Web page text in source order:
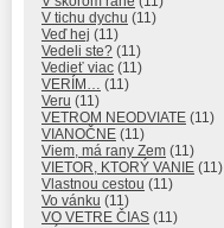
V tichu dychu (11)
Veď hej (11)
Vedeli ste? (11)
Vedieť viac (11)
VERÍM… (11)
Veru (11)
VETROM NEODVIATE (11)
VIANOČNE (11)
Viem, má rany Zem (11)
VIETOR, KTORÝ VANIE (11)
Vlastnou cestou (11)
Vo vánku (11)
VO VETRE ČIAS (11)